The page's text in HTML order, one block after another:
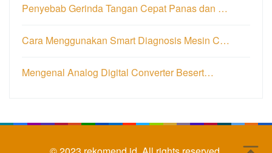
Penyebab Gerinda Tangan Cepat Panas dan …
Cara Menggunakan Smart Diagnosis Mesin C…
Mengenal Analog Digital Converter Besert…